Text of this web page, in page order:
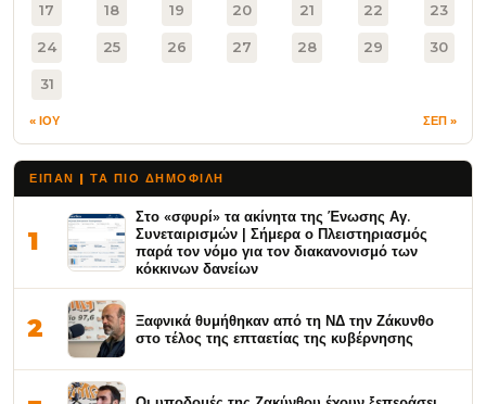
17 18 19 20 21 22 23
24 25 26 27 28 29 30
31
« ΙΟΥ ΣΕΠ »
ΕΙΠΑΝ | ΤΑ ΠΙΟ ΔΗΜΟΦΙΛΉ
1
Στο «σφυρί» τα ακίνητα της Ένωσης Αγ.
Συνεταιρισμών | Σήμερα ο Πλειστηριασμός
παρά τον νόμο για τον διακανονισμό των
κόκκινων δανείων
2
Ξαφνικά θυμήθηκαν από τη ΝΔ την Ζάκυνθο
στο τέλος της επταετίας της κυβέρνησης